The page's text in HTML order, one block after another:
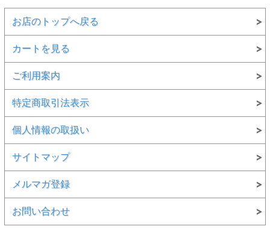
【生産国】
○生地：アメリカ製
○縫製：日本
【備考】
○カラー名に「P-」がついているものはピグメントダイ（顔料染め）
です。 ご購入後のお洗濯について、初めの数回は色落ちすることが
ありますので単独でのお洗濯をおすすめします。
白線状の色落ちが見られますが、 生産過程において必ず生じるもの
であり製品不良ではありません。
○製品染め後に洗濯・乾燥済みの為、最も縮んでいる状態です。着用
していくうちに詰まっている編み目が緩み身体に馴染んでいきます。
○製品染めの特性上、染め上がりの色味やサイズに若干の個体差があ
りますので予めご了承下さい。
○独特のユーズド感のある表情、多少のゆがみや擦れ、縫い目部分の
シワ、編地の筋やムラ等は製品の特長です。 素材のもつ不均一感や
お店のトップへ戻る
カートを見る
ご利用案内
特定商取引法表示
個人情報の取扱い
サイトマップ
メルマガ登録
お問い合わせ